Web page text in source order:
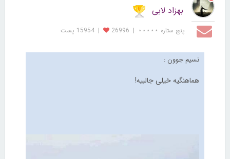
بهزاد لابی
پنج ستاره ⋆⋆⋆⋆⋆ |
26996
| 15954 پست
نسیم جوون :
هماهنگیه خیلی جالبیه!